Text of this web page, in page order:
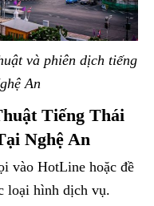
và phiên dịch tiếng
An
Tiếng Thái
Nghệ An
vào HotLine hoặc đề
loại hình dịch vụ.